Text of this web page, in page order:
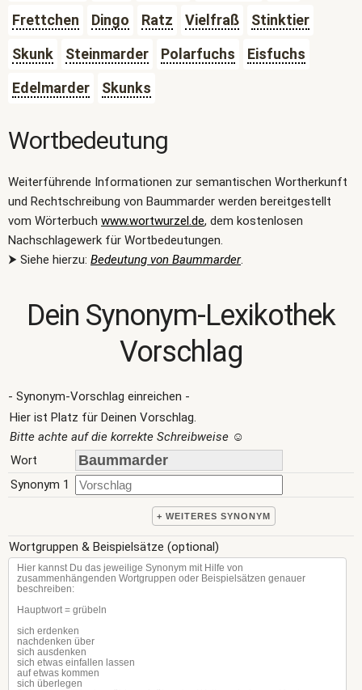
Frettchen Dingo Ratz Vielfraß
Stinktier
Skunk
Steinmarder Polarfuchs
Eisfuchs
Edelmarder
Skunks
Wortbedeutung
Weiterführende Informationen zur semantischen Wortherkunft
und Rechtschreibung von Baummarder werden bereitgestellt
vom Wörterbuch www.wortwurzel.de, dem kostenlosen
Nachschlagewerk für Wortbedeutungen.
⮞ Siehe hierzu: Bedeutung von Baummarder.
Dein Synonym-Lexikothek
Vorschlag
- Synonym-Vorschlag einreichen -
Hier ist Platz für Deinen Vorschlag.
Bitte achte auf die korrekte Schreibweise ☺
Wort
Synonym 1
+ WEITERES SYNONYM
Wortgruppen & Beispielsätze (optional)